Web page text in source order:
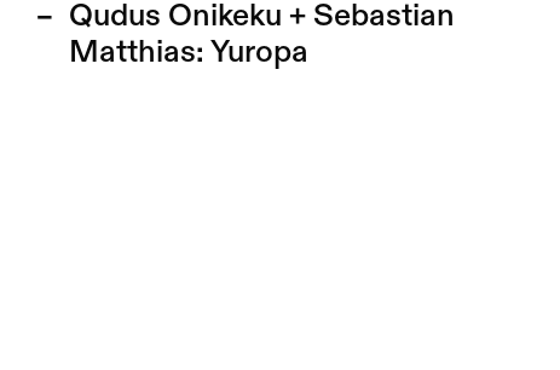
Qudus Onikeku + Sebastian
Matthias: Yuropa